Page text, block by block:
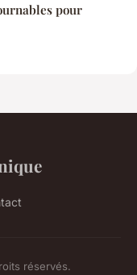
pour
réservés.